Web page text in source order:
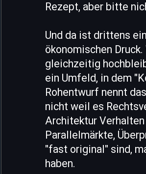
Rezept, aber bitte
Und da ist drittens
ökonomischen
gleichzeitig
ein Umfeld, in dem
Rohentwurf nennt
nicht weil es
Architektur
Parallelmärkte,
"fast original" sind,
haben.